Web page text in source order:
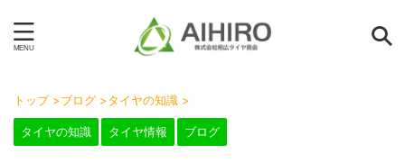
トップ >ブログ >タイヤの知識 >
タイヤの知識 タイヤ情報 ブログ